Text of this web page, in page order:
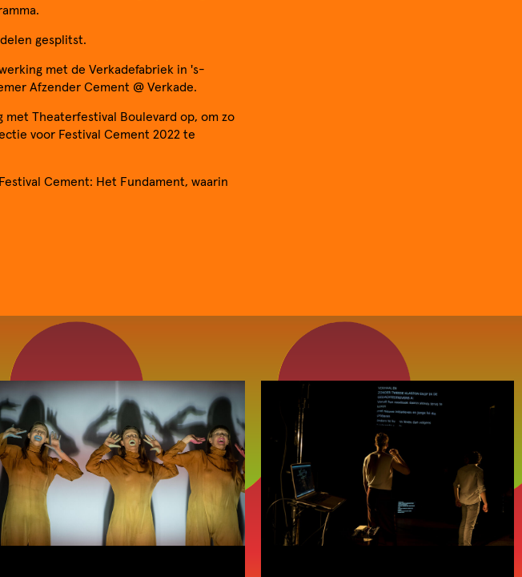
gesplitst.
met de Verkadefabriek in 's-
Afzender Cement @ Verkade.
met Theaterfestival Boulevard op, om zo
voor Festival Cement 2022 te
Cement: Het Fundament, waarin